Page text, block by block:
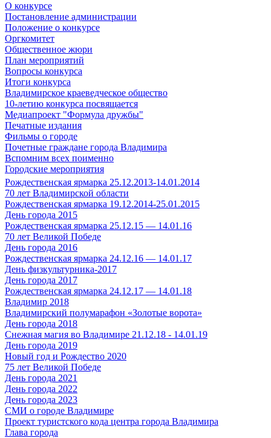
О конкурсе
Постановление администрации
Положение о конкурсе
Оргкомитет
Общественное жюри
План мероприятий
Вопросы конкурса
Итоги конкурса
Владимирское краеведческое общество
10-летию конкурса посвящается
Медиапроект "Формула дружбы"
Печатные издания
Фильмы о городе
Почетные граждане города Владимира
Вспомним всех поименно
Городские мероприятия
Рождественская ярмарка 25.12.2013-14.01.2014
70 лет Владимирской области
Рождественская ярмарка 19.12.2014-25.01.2015
День города 2015
Рождественская ярмарка 25.12.15 — 14.01.16
70 лет Великой Победе
День города 2016
Рождественская ярмарка 24.12.16 — 14.01.17
День физкультурника-2017
День города 2017
Рождественская ярмарка 24.12.17 — 14.01.18
Владимир 2018
Владимирский полумарафон «Золотые ворота»
День города 2018
Снежная магия во Владимире 21.12.18 - 14.01.19
День города 2019
Новый год и Рождество 2020
75 лет Великой Победе
День города 2021
День города 2022
День города 2023
СМИ о городе Владимире
Проект туристского кода центра города Владимира
Глава города